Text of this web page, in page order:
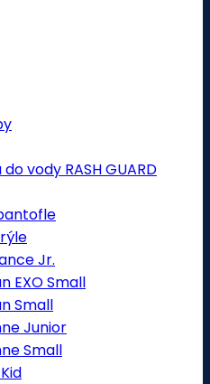
vody RASH GUARD
Jr.
EXO Small
Small
Junior
Small